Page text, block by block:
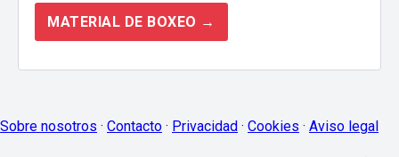
MATERIAL DE BOXEO →
Sobre nosotros · Contacto · Privacidad · Cookies · Aviso legal